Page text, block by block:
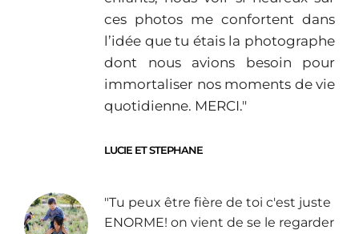
ces photos me confortent dans
l’idée que tu étais la photographe
dont nous avions besoin pour
immortaliser nos moments de vie
quotidienne. MERCI."
LUCIE ET STEPHANE
"Tu peux être fière de toi c'est juste
ENORME! on vient de se le regarder